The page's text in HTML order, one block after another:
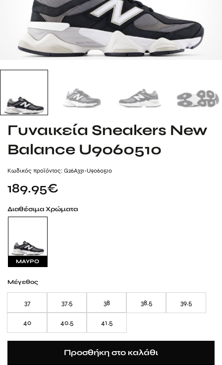
Γυναικεία Sneakers New
Balance U9060510
Kωδικός προϊόντος: G26A331-U9060510
189.95€
Διαθέσιμα Χρώματα
ΜΑΥΡΟ
Μέγεθος
37 37.5 38 38.5 39.5
40 40.5 41.5
Προσθήκη στο καλάθι